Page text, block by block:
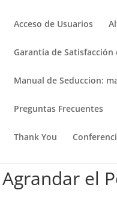
Acceso de Usuarios
Garantía de Satisfacción
Manual de Seduccion:
Preguntas Frecuentes
Thank You
Agrandar el